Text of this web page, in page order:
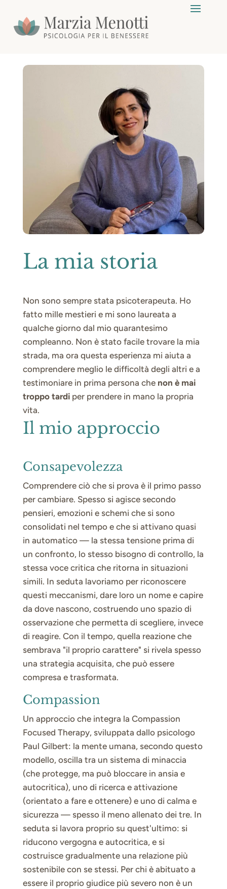
La mia storia
Non sono sempre stata psicoterapeuta. Ho
fatto mille mestieri e mi sono laureata a
qualche giorno dal mio quarantesimo
compleanno. Non è stato facile trovare la mia
strada, ma ora questa esperienza mi aiuta a
comprendere meglio le difficoltà degli altri e a
testimoniare in prima persona che non è mai
troppo tardiper prendere in mano la propria
vita.
Il mio approccio
Consapevolezza
Comprendere ciò che si prova è il primo passo
per cambiare. Spesso si agisce secondo
pensieri, emozioni e schemi che si sono
consolidati nel tempo e che si attivano quasi
in automatico — la stessa tensione prima di
un confronto, lo stesso bisogno di controllo, la
stessa voce critica che ritorna in situazioni
simili. In seduta lavoriamo per riconoscere
questi meccanismi, dare loro un nome e capire
da dove nascono, costruendo uno spazio di
osservazione che permetta di scegliere, invece
di reagire. Con il tempo, quella reazione che
sembrava "il proprio carattere" si rivela spesso
una strategia acquisita, che può essere
compresa e trasformata.
Compassion
Un approccio che integra la Compassion
Focused Therapy, sviluppata dallo psicologo
Paul Gilbert: la mente umana, secondo questo
modello, oscilla tra un sistema di minaccia
(che protegge, ma può bloccare in ansia e
autocritica), uno di ricerca e attivazione
(orientato a fare e ottenere) e uno di calma e
sicurezza — spesso il meno allenato dei tre. In
seduta si lavora proprio su quest'ultimo: si
riducono vergogna e autocritica, e si
costruisce gradualmente una relazione più
sostenibile con se stessi. Per chi è abituato a
essere il proprio giudice più severo non è un